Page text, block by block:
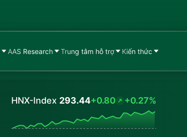
AAS Research Trung tâm hỗ trợ Kiến thức
HNX-Index 293.44+0.80 +0.27%